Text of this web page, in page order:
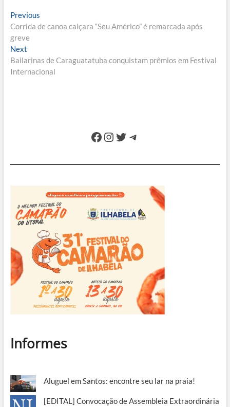
Navegação
de
Post
PreviousPrevious
post:
Corrida de canoa caiçara “Seu Américo” é remarcada após
greve
NextNext
post:
Bailarinas de Caraguatatuba conquistam prêmios em Festival
Internacional
Facebook
Instagram
Twitter
Telegram
Informes
Aluguel em Santos: encontre seu lar na praia!
[EDITAL] Convocação de Assembleia Extraordinária